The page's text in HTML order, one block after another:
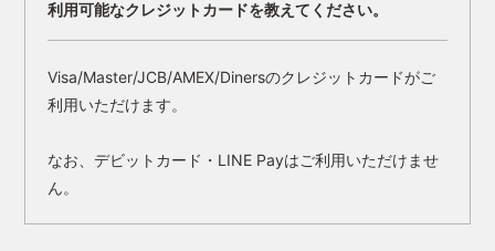
利用可能なクレジットカードを教えてください。
Visa/Master/JCB/AMEX/Dinersのクレジットカードがご
利用いただけます。
なお、デビットカード・LINE Payはご利用いただけませ
ん。